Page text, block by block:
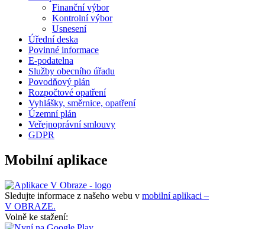
Finanční výbor
Kontrolní výbor
Usnesení
Úřední deska
Povinné informace
E-podatelna
Služby obecního úřadu
Povodňový plán
Rozpočtové opatření
Vyhlášky, směrnice, opatření
Územní plán
Veřejnoprávní smlouvy
GDPR
Mobilní aplikace
Sledujte informace z našeho webu v mobilní aplikaci –
V OBRAZE.
Volně ke stažení: